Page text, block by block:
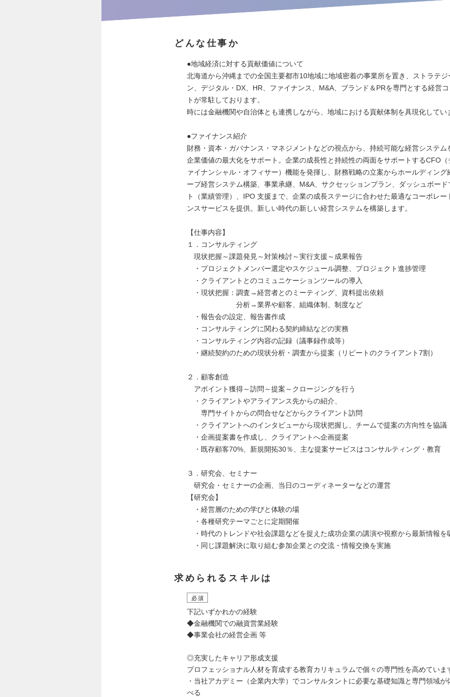
どんな仕事か
●地域経済に対する貢献価値について
北海道から沖縄までの全国主要都市10地域に地域密着の事業所を置き、ストラテジ
ン、デジタル・DX、HR、ファイナンス、M&A、ブランド＆PRを専門とする経営
トが常駐しております。
時には金融機関や自治体とも連携しながら、地域における貢献体制を具現化してい
●ファイナンス紹介
財務・資本・ガバナンス・マネジメントなどの視点から、持続可能な経営システム
企業価値の最大化をサポート。企業の成長性と持続性の両面をサポートするCFO（
ァイナンシャル・オフィサー）機能を発揮し、財務戦略の立案からホールディング
ープ経営システム構築、事業承継、M&A、サクセッションプラン、ダッシュボー
ト（業績管理）、IPO 支援まで、企業の成長ステージに合わせた最適なコーポレー
ンスサービスを提供。新しい時代の新しい経営システムを構築します。
【仕事内容】
１．コンサルティング
現状把握～課題発見～対策検討～実行支援～成果報告
・プロジェクトメンバー選定やスケジュール調整、プロジェクト進捗管理
・クライアントとのコミュニケーションツールの導入
・現状把握：調査→経営者とのミーティング、資料提出依頼
分析→業界や顧客、組織体制、制度など
・報告会の設定、報告書作成
・コンサルティングに関わる契約締結などの実務
・コンサルティング内容の記録（議事録作成等）
・継続契約のための現状分析・調査から提案（リピートのクライアント7割）
２．顧客創造
アポイント獲得～訪問～提案～クロージングを行う
・クライアントやアライアンス先からの紹介、
専門サイトからの問合せなどからクライアント訪問
・クライアントへのインタビューから現状把握し、チームで提案の方向性を協議
・企画提案書を作成し、クライアントへ企画提案
・既存顧客70%、新規開拓30％、主な提案サービスはコンサルティング・教育
３．研究会、セミナー
研究会・セミナーの企画、当日のコーディネーターなどの運営
【研究会】
・経営層のための学びと体験の場
・各種研究テーマごとに定期開催
・時代のトレンドや社会課題などを捉えた成功企業の講演や視察から最新情報を
・同じ課題解決に取り組む参加企業との交流・情報交換を実施
求められるスキルは
必須
下記いずかれかの経験
◆金融機関での融資営業経験
◆事業会社の経営企画 等
◎充実したキャリア形成支援
プロフェッショナル人材を育成する教育カリキュラムで個々の専門性を高めていま
・当社アカデミー（企業内大学）でコンサルタントに必要な基礎知識と専門領域が
べる